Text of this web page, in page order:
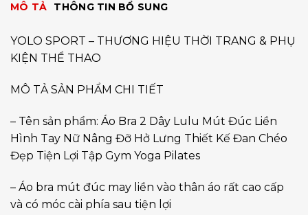
MÔ TẢ THÔNG TIN BỔ SUNG
YOLO SPORT – THƯƠNG HIỆU THỜI TRANG & PHỤ
KIỆN THỂ THAO
MÔ TẢ SẢN PHẨM CHI TIẾT
– Tên sản phẩm: Áo Bra 2 Dây Lulu Mút Đúc Liền
Hình Tay Nữ Nâng Đỡ Hở Lưng Thiết Kế Đan Chéo
Đẹp Tiện Lợi Tập Gym Yoga Pilates
– Áo bra mút đúc may liền vào thân áo rất cao cấp
và có móc cài phía sau tiện lợi